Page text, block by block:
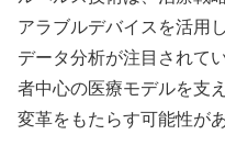
アラブルデバイスを活用
データ分析が注目されて
者中心の医療モデルを支
変革をもたらす可能性があ